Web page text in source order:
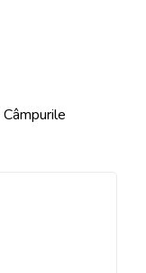
Câmpurile